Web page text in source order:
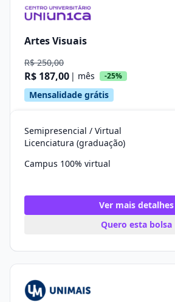
Artes Visuais
R$ 250,00
R$ 187,00 | mês -25%
Mensalidade grátis
Semipresencial / Virtual
Licenciatura (graduação)
Campus 100% virtual
Ver mais detalhes
Quero esta bolsa